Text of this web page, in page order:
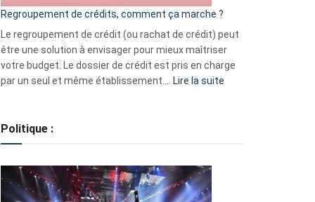
pour
début
2023
Regroupement de crédits, comment ça marche ?
Le regroupement de crédit (ou rachat de crédit) peut
être une solution à envisager pour mieux maîtriser
votre budget. Le dossier de crédit est pris en charge
par un seul et même établissement.…
Lire la suite
Politique :